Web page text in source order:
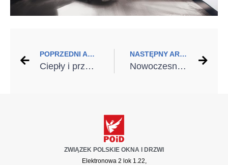
POPRZEDNI ARTYKUŁ
Ciepły i przytulny dom z energooszczędnymi drzwiami
NASTĘPNY ARTYKUŁ
Nowoczesny i ekologiczny montaż okien i drzwi
ZWIĄZEK POLSKIE OKNA I DRZWI
Elektronowa 2 lok 1.22,